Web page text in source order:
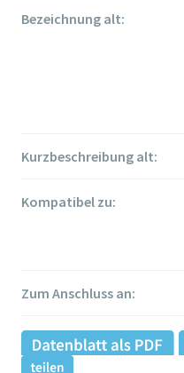
Bezeichnung alt:
Kurzbeschreibung alt:
Kompatibel zu:
Zum Anschluss an: